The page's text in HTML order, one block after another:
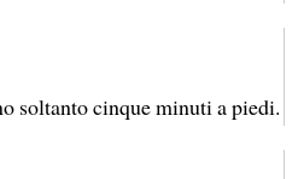
soltanto cinque minuti a piedi.